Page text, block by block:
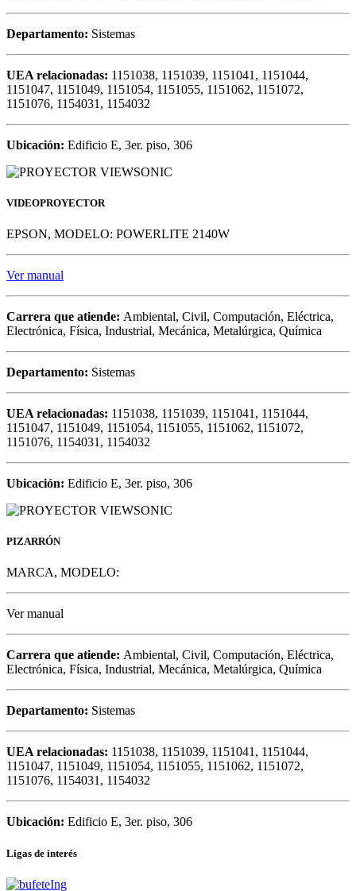
Departamento: Sistemas
UEA relacionadas: 1151038, 1151039, 1151041, 1151044,
1151047, 1151049, 1151054, 1151055, 1151062, 1151072,
1151076, 1154031, 1154032
Ubicación: Edificio E, 3er. piso, 306
VIDEOPROYECTOR
EPSON, MODELO: POWERLITE 2140W
Ver manual
Carrera que atiende: Ambiental, Civil, Computación, Eléctrica,
Electrónica, Física, Industrial, Mecánica, Metalúrgica, Química
Departamento: Sistemas
UEA relacionadas: 1151038, 1151039, 1151041, 1151044,
1151047, 1151049, 1151054, 1151055, 1151062, 1151072,
1151076, 1154031, 1154032
Ubicación: Edificio E, 3er. piso, 306
PIZARRÓN
MARCA, MODELO:
Ver manual
Carrera que atiende: Ambiental, Civil, Computación, Eléctrica,
Electrónica, Física, Industrial, Mecánica, Metalúrgica, Química
Departamento: Sistemas
UEA relacionadas: 1151038, 1151039, 1151041, 1151044,
1151047, 1151049, 1151054, 1151055, 1151062, 1151072,
1151076, 1154031, 1154032
Ubicación: Edificio E, 3er. piso, 306
Ligas de interés